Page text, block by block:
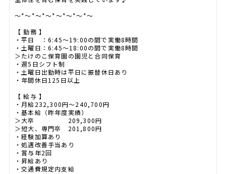
～*～*～*～*～*～*～*～
【 勤務 】
・平日 ：6:45～19:00の間で実働8時間
・土曜日：6:45～18:00の間で実働8時間
＞たけのこ保育園の園児と合同保育
・週5日シフト制
・土曜日出勤時は平日に振替休日あり
・年間休日125日以上
【 給与 】
・月給232,300円～240,700円
・基本給（昨年度実績）
＞大卒 209,300円
＞短大、専門卒 201,800円
・経験加算あり
・処遇改善手当あり
・賞与年2回
・昇給あり
・交通費規定内支給